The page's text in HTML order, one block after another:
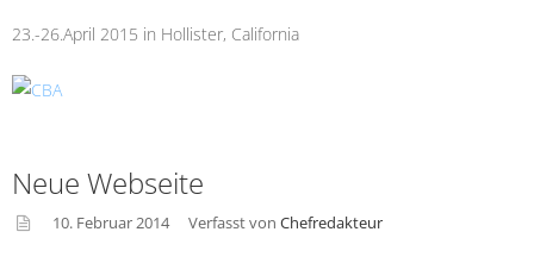
23.-26.April 2015 in Hollister, California
Neue Webseite
10. Februar 2014 Verfasst von Chefredakteur